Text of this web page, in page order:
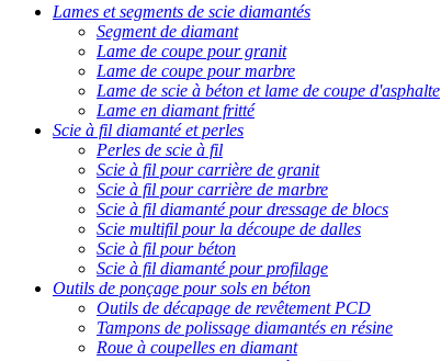
Lames et segments de scie diamantés
Segment de diamant
Lame de coupe pour granit
Lame de coupe pour marbre
Lame de scie à béton et lame de coupe d'asphalte
Lame en diamant fritté
Scie à fil diamanté et perles
Perles de scie à fil
Scie à fil pour carrière de granit
Scie à fil pour carrière de marbre
Scie à fil diamanté pour dressage de blocs
Scie multifil pour la découpe de dalles
Scie à fil pour béton
Scie à fil diamanté pour profilage
Outils de ponçage pour sols en béton
Outils de décapage de revêtement PCD
Tampons de polissage diamantés en résine
Roue à coupelles en diamant